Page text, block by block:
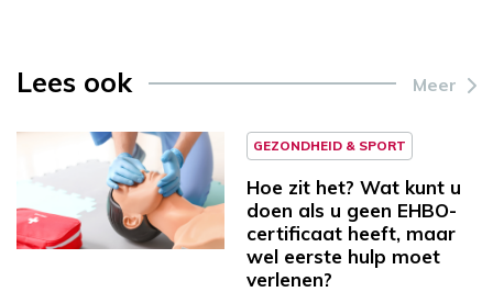
Lees ook Meer
GEZONDHEID & SPORT
Hoe zit het? Wat kunt u
doen als u geen EHBO-
certificaat heeft, maar
wel eerste hulp moet
verlenen?